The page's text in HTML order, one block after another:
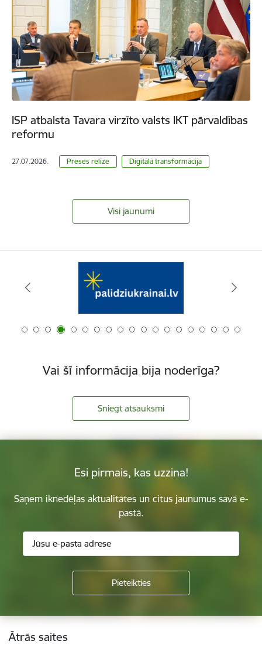
ISP atbalsta Tavara virzīto valsts IKT pārvaldības
reformu
27.07.2026. Preses relīze Digitālā transformācija
Visi jaunumi
Vai šī informācija bija noderīga?
Sniegt atsauksmi
Esi pirmais, kas uzzina!
Saņem iknedēļas aktualitātes un citus jaunumus savā e-
pastā.
Kājene
Ātrās saites